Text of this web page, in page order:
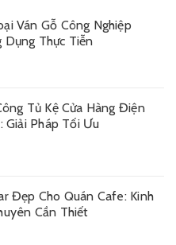
Ván Gỗ Công Nghiệp
Dụng Thực Tiễn
Tủ Kệ Cửa Hàng Điện
Giải Pháp Tối Ưu
Đẹp Cho Quán Cafe: Kinh
Cần Thiết